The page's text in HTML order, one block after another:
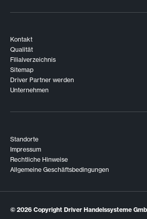
Kontakt
Qualität
Filialverzeichnis
Sitemap
Driver Partner werden
Unternehmen
Standorte
Impressum
Rechtliche Hinweise
Allgemeine Geschäftsbedingungen
© 2026 Copyright Driver Handelssysteme